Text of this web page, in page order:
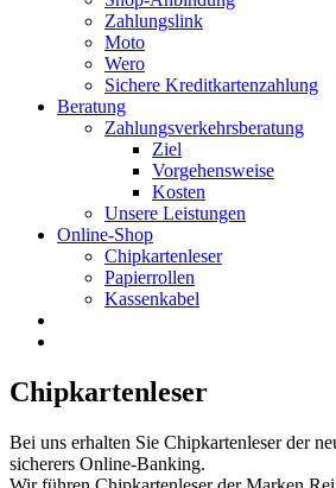
Zahlungslink
Moto
Wero
Sichere Kreditkartenzahlung
Beratung
Zahlungsverkehrsberatung
Ziel
Vorgehensweise
Kosten
Unsere Leistungen
Online-Shop
Chipkartenleser
Papierrollen
Kassenkabel
Chipkartenleser
Bei uns erhalten Sie Chipkartenleser der
sicherers Online-Banking.